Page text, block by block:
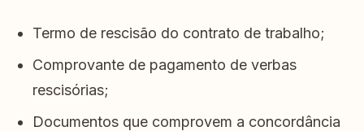
Termo de rescisão do contrato de trabalho;
Comprovante de pagamento de verbas
rescisórias;
Documentos que comprovem a concordância